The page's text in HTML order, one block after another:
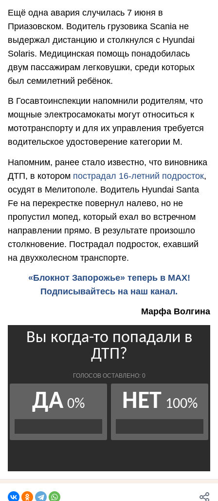
Ещё одна авария случилась 7 июня в
Приазовском. Водитель грузовика Scania не
выдержал дистанцию и столкнулся с Hyundai
Solaris. Медицинская помощь понадобилась
двум пассажирам легковушки, среди которых
был семилетний ребёнок.
В Госавтоинспекции напомнили родителям, что
мощные электросамокаты могут относиться к
мототранспорту и для их управления требуется
водительское удостоверение категории М.
Напомним, ранее стало известно, что виновника
ДТП, в котором пострадал 16-летний подросток,
осудят в Мелитополе. Водитель Hyundai Santa
Fe на перекрестке повернул налево, но не
пропустил мопед, который ехал во встречном
направлении прямо. В результате произошло
столкновение. Пострадал подросток, ехавший
на двухколесном транспорте.
«Блокнот Запорожье» теперь в MAX!
Подписывайтесь на наш канал.
Марфа Волгина